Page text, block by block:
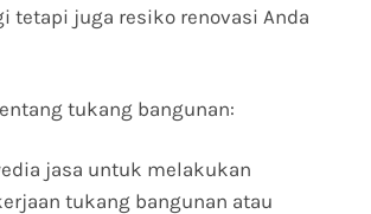
tetapi juga resiko renovasi Anda
tukang bangunan:
jasa untuk melakukan
tukang bangunan atau